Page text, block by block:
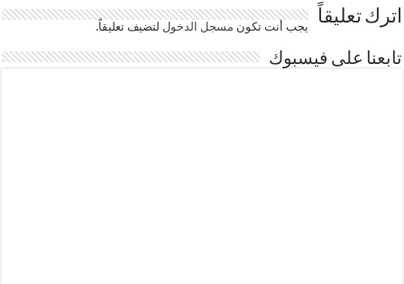
اترك تعليقاً يجب أنت تكون مسجل الدخوللتضيف تعليقاً.
تابعنا على فيسبوك